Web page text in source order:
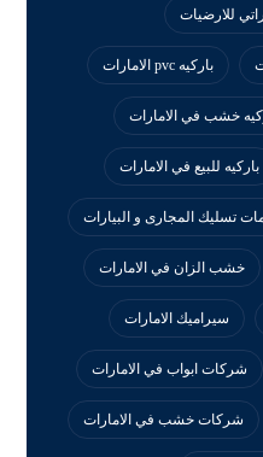
للارضيات
باركيه pvc الامارات
خشب في الامارات
باركيه للبيع في الامارات
تسليك المجارى و البيارات
خشب الزان في الامارات
سيراميك الامارات
شركات ابواب في الامارات
شركات خشب في الامارات